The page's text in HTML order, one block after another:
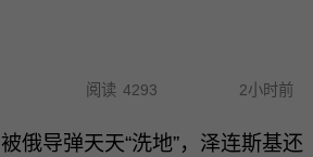
阅读 4293 2小时前
被俄导弹天天“洗地”，泽连斯基还